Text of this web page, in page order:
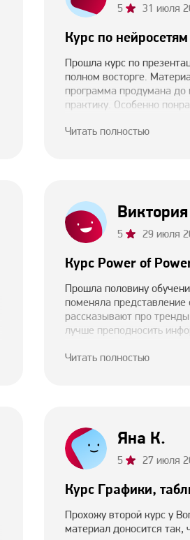
5 31 июля
Курс по нейросетям
Прошла курс по
полном восторге.
программа продумана до
практику. Особенно
визуальный стиль
Сейчас я делаю
заметно выше. Курс
хочет улучшить свои
рекомендую!
Читать полностью
5 29 июля
Курс Power of
Прошла половину
поменяла
рассказывают про
лучше преподносить
получила развернутые
Читать полностью
Яна К.
5 27 июля
Курс Графики,
Прохожу второй курс у
материал доносится так,